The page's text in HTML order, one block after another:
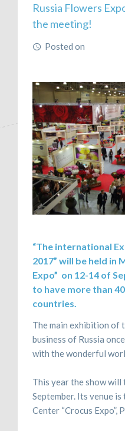
Russia Flowers
the meeting!
Posted on
“The international
2017” will be held in
Expo” on 12-14 of
to have more than
countries.
The main exhibition of
business of Russia
with the wonderful
This year the show will
September. Its venue
Center “Crocus Expo”,